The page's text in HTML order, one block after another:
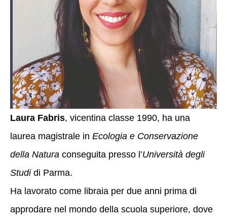
Laura Fabris, vicentina classe 1990, ha una
laurea magistrale in Ecologia e Conservazione
della Natura conseguita presso l’Università degli
Studidi Parma.
Ha lavorato come libraia per due anni prima di
approdare nel mondo della scuola superiore, dove